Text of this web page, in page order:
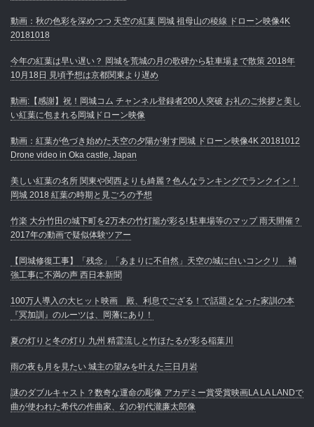
動画：秋の色彩を深めつつ 天空の紅葉 岡城 祖母山の稜線 ドローン映像4K
20181018
今年の紅葉は早い遅い？ 岡城を荒城の月の歌碑から駐車場まで散策 2018年
10月18日 見頃予想は京都関東より遅め
動画:【感謝】祝！岡城コム チャンネル登録者200人突破 お礼のご挨拶と美し
い紅葉に包まれる岡城ドローン映像
動画：紅葉が色づき始めた天空の夕陽が射す岡城 ドローン映像4K 20181012
Drone video in Oka castle, Japan
美しい紅葉の名所 関東や関西よりも綺麗？色んなランキングでランクイン！
岡城 2018 紅葉の時期と見ごろの予想
竹楽 大分竹田の城下町を2万本の竹灯籠が彩る! 駐車場等のマップ 雨天開催？
2017年の動画で疑似体験ツアー
【岡城修復工事】「残念」「あまりに不自然」天空の城に白いコンクリ 補
強工事に不満の声 西日本新聞
100万人導入の大ヒット映画 殿、利息でござる！で話題となった家訓の本
『冥加訓』のルーツは、岡藩にあり！
夏の灯りと冬の灯り 九州 精霊流しと竹ほたるが彩る稲葉川
雨の夜も月を見たい 城主の望みを叶えた三日月岩
謎のダブルキャスト？数奇な運命の彫像 アカデミー賞受賞映画LA LA LANDで
曲が使われた希代の作曲家、幻の初代瀧廉太郎像